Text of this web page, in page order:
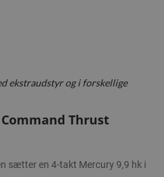
ekstraudstyr og i forskellige
Command Thrust
sætter en 4-takt Mercury 9,9 hk i